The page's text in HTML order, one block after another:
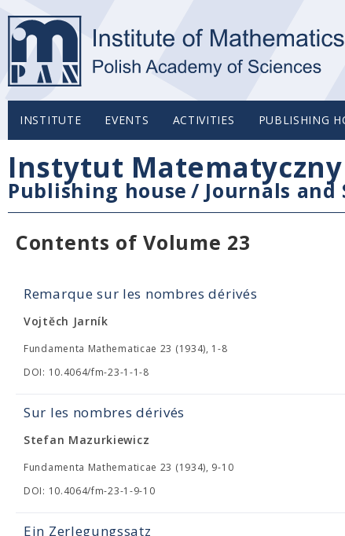
INSTITUTE EVENTS ACTIVITIES PUBLISHING
Instytut
Publishing house / Journals and
Contents of Volume 23
Remarque sur les nombres dérivés
Vojtĕch Jarník
Fundamenta Mathematicae 23 (1934), 1-8
DOI: 10.4064/fm-23-1-1-8
Sur les nombres dérivés
Stefan Mazurkiewicz
Fundamenta Mathematicae 23 (1934), 9-10
DOI: 10.4064/fm-23-1-9-10
Ein Zerlegungssatz